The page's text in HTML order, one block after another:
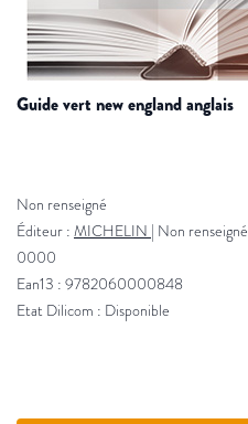
guide vert new england anglais
Non renseigné
Éditeur : MICHELIN | Non renseigné
0000
Ean13 : 9782060000848
Etat Dilicom : Disponible